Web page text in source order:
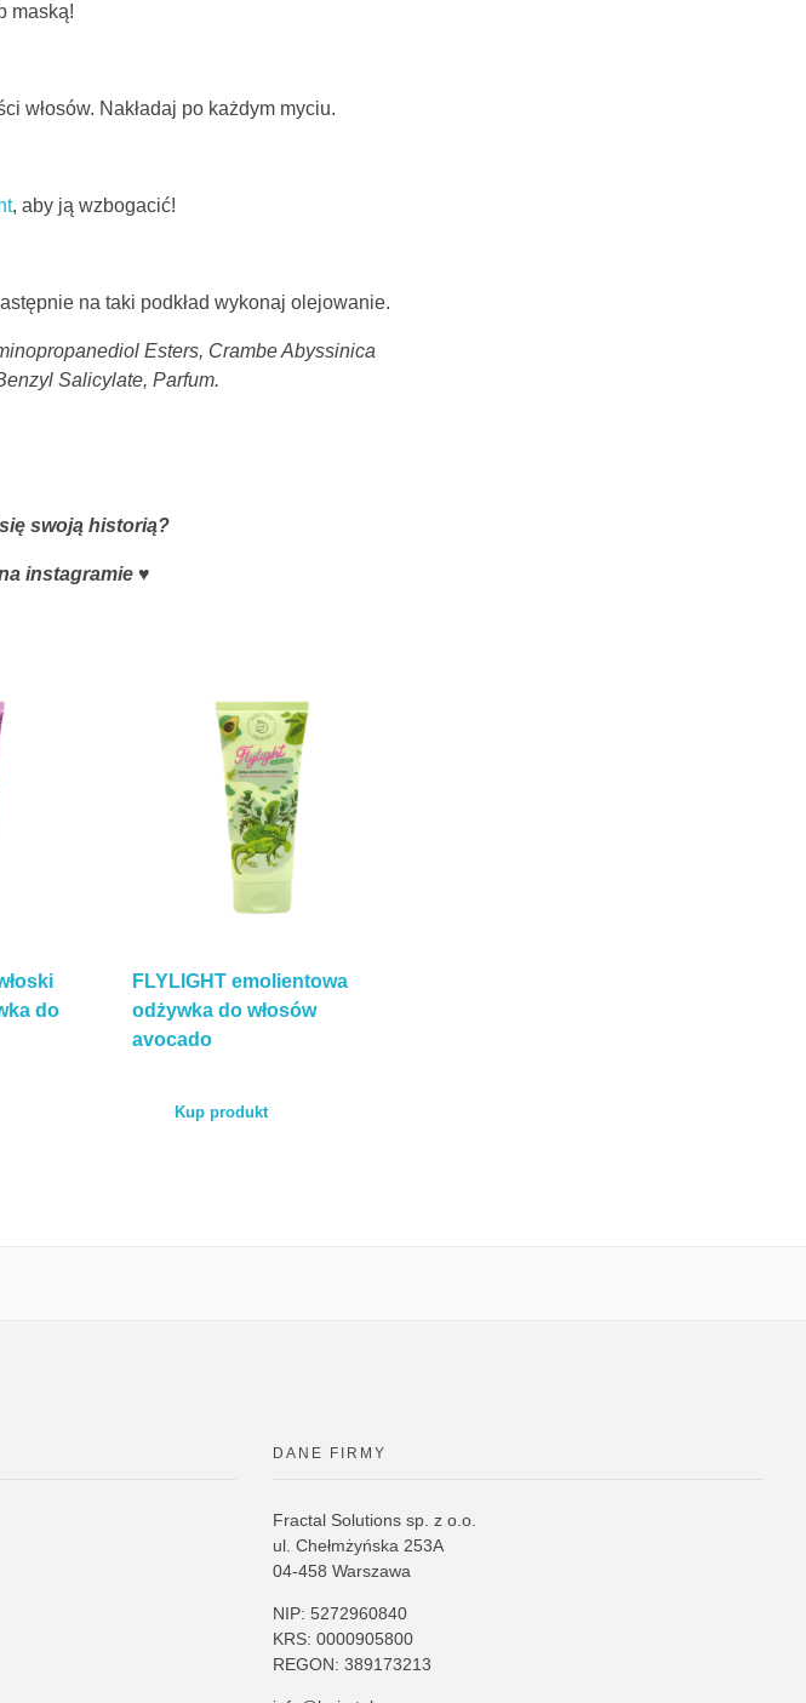
maską!
włosów. Nakładaj po każdym myciu.
, aby ją wzbogacić!
na taki podkład wykonaj olejowanie.
Esters, Crambe Abyssinica
Salicylate, Parfum.
swoją historią?
instagramie ♥
do
FLYLIGHT emolientowa
odżywka do włosów
avocado
Kup produkt
DANE FIRMY
Fractal Solutions sp. z o.o.
ul. Chełmżyńska 253A
04-458 Warszawa
NIP: 5272960840
KRS: 0000905800
REGON: 389173213